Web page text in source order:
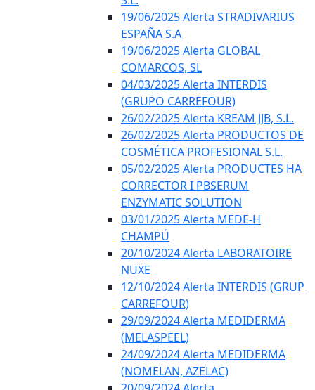
19/06/2025 Alerta STRADIVARIUS
ESPAÑA S.A
19/06/2025 Alerta GLOBAL
COMARCOS, SL
04/03/2025 Alerta INTERDIS
(GRUPO CARREFOUR)
26/02/2025 Alerta KREAM JJB, S.L.
26/02/2025 Alerta PRODUCTOS DE
COSMÉTICA PROFESIONAL S.L.
05/02/2025 Alerta PRODUCTES HA
CORRECTOR I PBSERUM
ENZYMATIC SOLUTION
03/01/2025 Alerta MEDE-H
CHAMPÚ
20/10/2024 Alerta LABORATOIRE
NUXE
12/10/2024 Alerta INTERDIS (GRUP
CARREFOUR)
29/09/2024 Alerta MEDIDERMA
(MELASPEEL)
24/09/2024 Alerta MEDIDERMA
(NOMELAN, AZELAC)